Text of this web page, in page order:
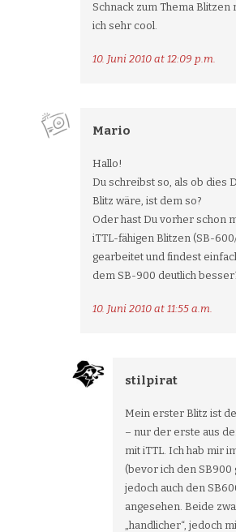
Schnack zum Thema Blitzen
ich sehr cool.
10. Juni 2010 at 12:09 p.m.
Mario
Hallo!
Du schreibst so, als ob dies
Blitz wäre, ist dem so?
Oder hast Du vorher schon
iTTL-fähigen Blitzen (SB-
gearbeitet und findest
dem SB-900 deutlich
10. Juni 2010 at 11:55 a.m.
stilpirat
Mein erster Blitz ist
– nur der erste aus
mit iTTL. Ich hab mir
(bevor ich den SB900
jedoch auch den
angesehen. Beide
„handlicher“, jedoch